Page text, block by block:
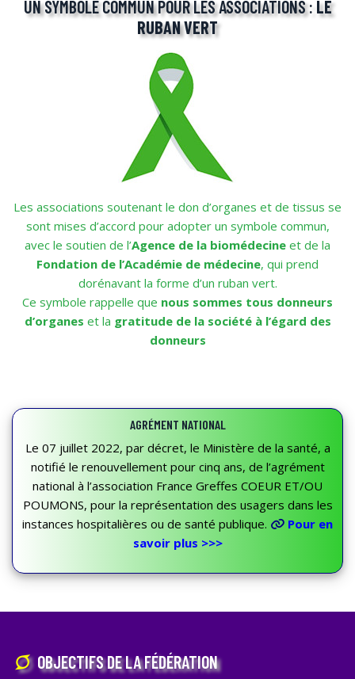
UN SYMBOLE COMMUN POUR LES ASSOCIATIONS : LE
RUBAN VERT
Les associations soutenant le don d’organes et de tissus se
sont mises d’accord pour adopter un symbole commun,
avec le soutien de l’Agence de la biomédecine et de la
Fondation de l’Académie de médecine, qui prend
dorénavant la forme d’un ruban vert.
Ce symbole rappelle que nous sommes tous donneurs
d’organes et la gratitude de la société à l’égard des
donneurs
AGRÉMENT NATIONAL
Le 07 juillet 2022, par décret, le Ministère de la santé, a
notifié le renouvellement pour cinq ans, de l’agrément
national à l’association France Greffes COEUR ET/OU
POUMONS, pour la représentation des usagers dans les
instances hospitalières ou de santé publique.
Pour en
savoir plus >>>
OBJECTIFS DE LA FÉDÉRATION